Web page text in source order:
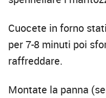
Cuocete in forno
per 7-8 minuti poi
raffreddare.
Montate la panna